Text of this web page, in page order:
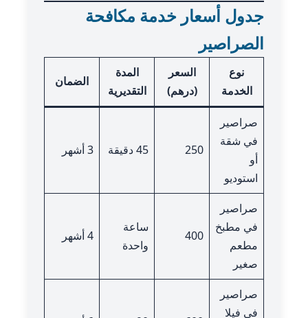
جدول أسعار خدمة مكافحة
الصراصير
نوع
الخدمة
السعر
(درهم)
المدة
التقديرية
الضمان
صراصير
في شقة
أو
استوديو
250 45 دقيقة 3 أشهر
صراصير
في مطبخ
مطعم
صغير
400
ساعة
واحدة
4 أشهر
صراصير
في فيلا